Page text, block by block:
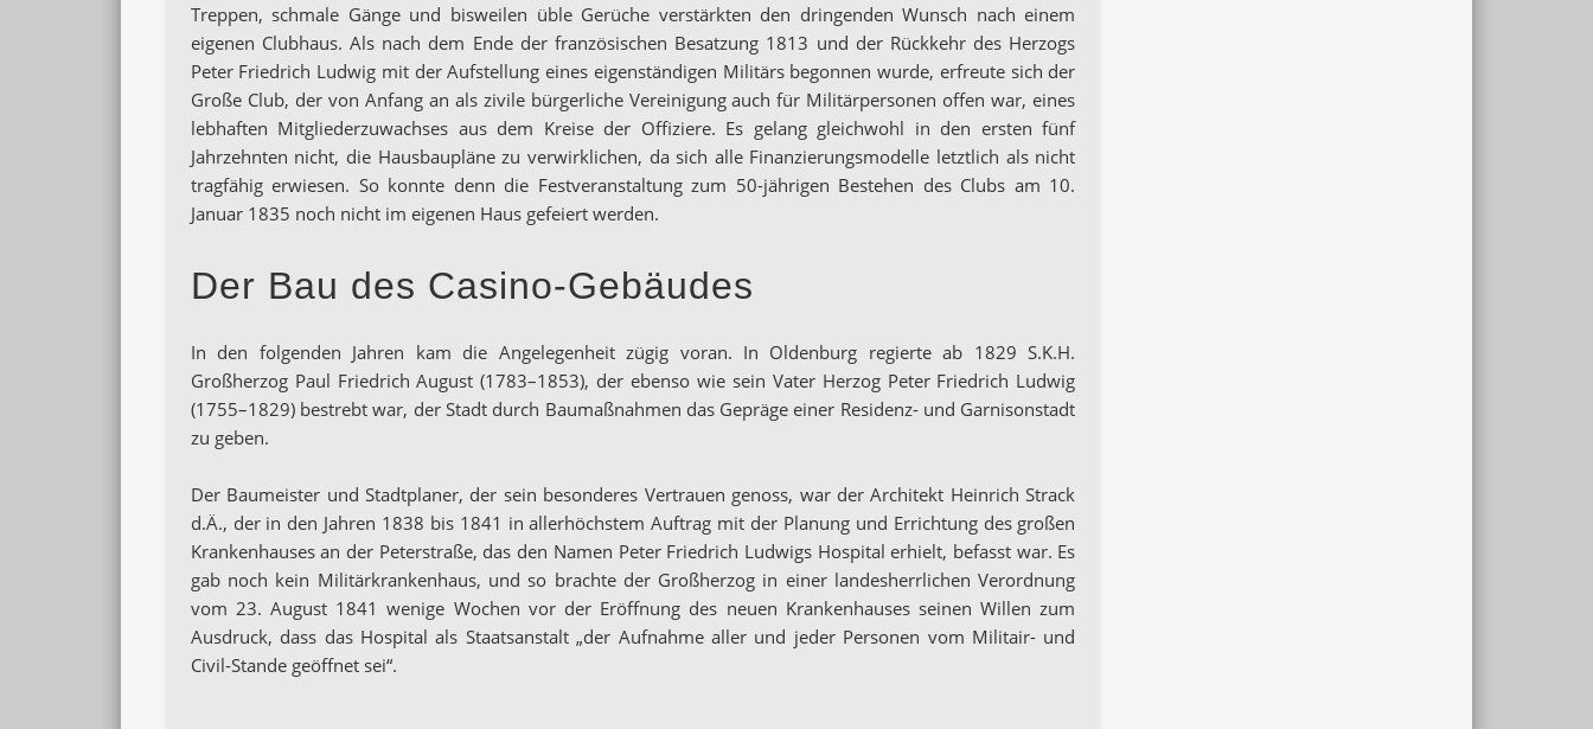
Treppen, schmale Gänge und bisweilen üble Gerüche verstärkten den dringenden Wunsch nach einem
eigenen Clubhaus. Als nach dem Ende der französischen Besatzung 1813 und der Rückkehr des Herzogs
Peter Friedrich Ludwig mit der Aufstellung eines eigenständigen Militärs begonnen wurde, erfreute sich der
Große Club, der von Anfang an als zivile bürgerliche Vereinigung auch für Militärpersonen offen war, eines
lebhaften Mitgliederzuwachses aus dem Kreise der Offiziere. Es gelang gleichwohl in den ersten fünf
Jahrzehnten nicht, die Hausbaupläne zu verwirklichen, da sich alle Finanzierungsmodelle letztlich als nicht
tragfähig erwiesen. So konnte denn die Festveranstaltung zum 50-jährigen Bestehen des Clubs am 10.
Januar 1835 noch nicht im eigenen Haus gefeiert werden.
Der Bau des Casino-Gebäudes
In den folgenden Jahren kam die Angelegenheit zügig voran. In Oldenburg regierte ab 1829 S.K.H.
Großherzog Paul Friedrich August (1783–1853), der ebenso wie sein Vater Herzog Peter Friedrich Ludwig
(1755–1829) bestrebt war, der Stadt durch Baumaßnahmen das Gepräge einer Residenz- und Garnisonstadt
zu geben.
Der Baumeister und Stadtplaner, der sein besonderes Vertrauen genoss, war der Architekt Heinrich Strack
d.Ä., der in den Jahren 1838 bis 1841 in allerhöchstem Auftrag mit der Planung und Errichtung des großen
Krankenhauses an der Peterstraße, das den Namen Peter Friedrich Ludwigs Hospital erhielt, befasst war. Es
gab noch kein Militärkrankenhaus, und so brachte der Großherzog in einer landesherrlichen Verordnung
vom 23. August 1841 wenige Wochen vor der Eröffnung des neuen Krankenhauses seinen Willen zum
Ausdruck, dass das Hospital als Staatsanstalt„der Aufnahme aller und jeder Personen vom Militair- und
Civil-Stande geöffnet sei“.